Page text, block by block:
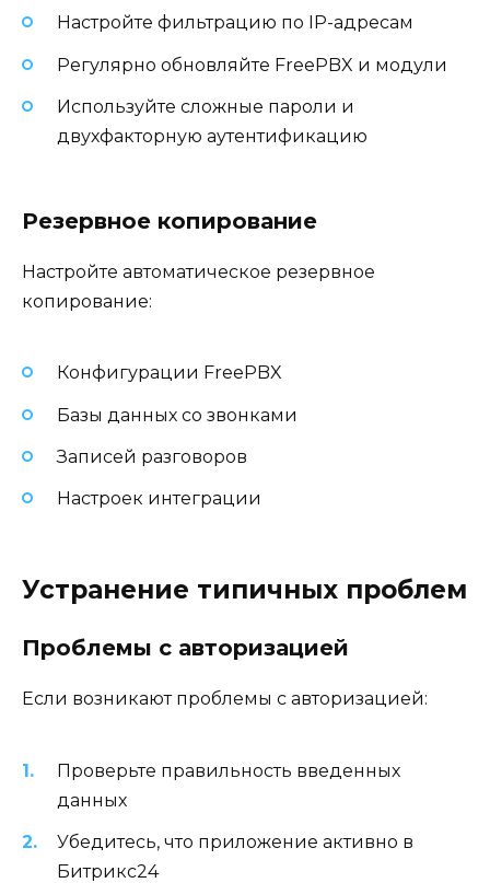
Настройте фильтрацию по IP-адресам
Регулярно обновляйте FreePBX и модули
Используйте сложные пароли и
двухфакторную аутентификацию
Резервное копирование
Настройте автоматическое резервное
копирование:
Конфигурации FreePBX
Базы данных со звонками
Записей разговоров
Настроек интеграции
Устранение типичных проблем
Проблемы с авторизацией
Если возникают проблемы с авторизацией:
Проверьте правильность введенных
данных
Убедитесь, что приложение активно в
Битрикс24